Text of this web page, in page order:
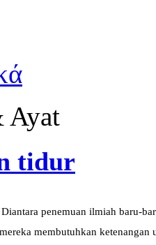
Ayat
tidur
Diantara penemuan ilmiah baru-
mereka membutuhkan